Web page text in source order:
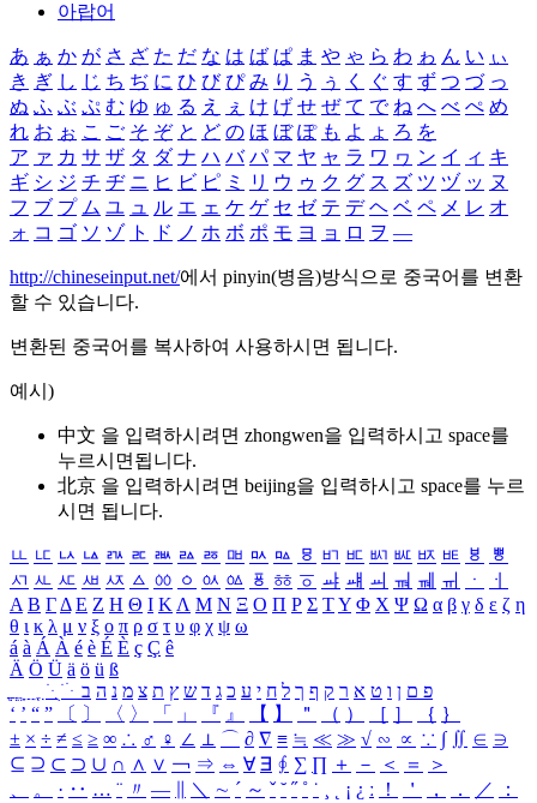
아랍어
あ ぁ か が さ ざ た だ な は ば ぱ ま や ゃ ら わ ゎ ん い ぃ
き ぎ し じ ち ぢ に ひ び ぴ み り う ぅ く ぐ す ず つ づ っ
ぬ ふ ぶ ぷ む ゆ ゅ る え ぇ け げ せ ぜ て で ね へ べ ぺ め
れ お ぉ こ ご そ ぞ と ど の ほ ぼ ぽ も よ ょ ろ を
ア ァ カ サ ザ タ ダ ナ ハ バ パ マ ヤ ャ ラ ワ ヮ ン イ ィ キ
ギ シ ジ チ ヂ ニ ヒ ビ ピ ミ リ ウ ゥ ク グ ス ズ ツ ヅ ッ ヌ
フ ブ プ ム ユ ュ ル エ ェ ケ ゲ セ ゼ テ デ ヘ ベ ペ メ レ オ
ォ コ ゴ ソ ゾ ト ド ノ ホ ボ ポ モ ヨ ョ ロ ヲ ―
http://chineseinput.net/에서 pinyin(병음)방식으로 중국어를 변환
할 수 있습니다.
변환된 중국어를 복사하여 사용하시면 됩니다.
예시)
中文 을 입력하시려면 zhongwen을 입력하시고 space를
누르시면됩니다.
北京 을 입력하시려면 beijing을 입력하시고 space를 누르
시면 됩니다.
ㅥ ㅦ ㅧ ㅨ ㅩ ㅪ ㅫ ㅬ ㅭ ㅮ ㅯ ㅰ ㅱ ㅲ ㅳ ㅴ ㅵ ㅶ ㅷ ㅸ
ㅹ
ㅺ ㅻ ㅼ ㅽ ㅾ ㅿ ㆀ ㆁ ㆂ ㆃ ㆄ ㆅ ㆆ ㆇ ㆈ ㆉ ㆊ ㆋ ㆌ ㆍ
ㆎ
Α Β ΓΔ Ε Ζ Η Θ Ι ΚΛ Μ Ν Ξ Ο Π Ρ Σ ΤΥ Φ Χ Ψ Ω α β γ δ ε ζ η
θ ι κ λ μ ν ξ ο π ρ σ τ υ φ χ ψ ω
á à Á À é è É È ç Ç ê
Ä Ö Ü ä ö ü ß
ִֶֹ ֻּ ׁׂ פ ם ן ו ט א ר ק ף ך ל ח י ע כ ג ד ש ץ ת צ מ נ ה ב
‘ ’ “ ” 〔 〕 〈 〉 「 」 『 』 【 】 ＂ （ ） ［ ］ ｛ ｝
± × ÷ ≠ ≤ ≥ ∞ ∴ ♂ ♀ ∠ ⊥ ⌒ ∂ ∇ ≡ ≒ ≪ ≫ √ ∽ ∝ ∵ ∫ ∬ ∈ ∋
⊆ ⊇ ⊂ ⊃ ∪ ∩ ∧ ∨ ￢ ⇒ ⇔ ∀ ∃ ∮ ∑ ∏ ＋ － ＜ ＝
＞
、
。 · ‥ … ¨ 〃 ― ＼ ∼ ´ ～ ˇ ˘ ˝ ˚ ˙ ¸ ¡ ¿ ː ！ ＇ ， ． ／
：